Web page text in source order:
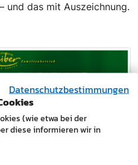
und das mit Auszeichnung.
Datenschutzbestimmungen
(wie etwa bei der
diese informieren wir in